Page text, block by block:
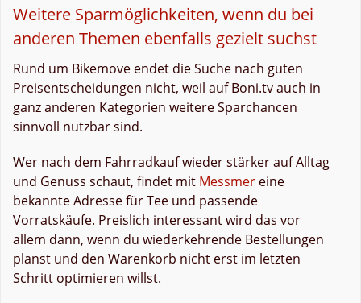
Weitere Sparmöglichkeiten, wenn du bei
anderen Themen ebenfalls gezielt suchst
Rund um Bikemove endet die Suche nach guten
Preisentscheidungen nicht, weil auf Boni.tv auch in
ganz anderen Kategorien weitere Sparchancen
sinnvoll nutzbar sind.
Wer nach dem Fahrradkauf wieder stärker auf Alltag
und Genuss schaut, findet mit Messmer eine
bekannte Adresse für Tee und passende
Vorratskäufe. Preislich interessant wird das vor
allem dann, wenn du wiederkehrende Bestellungen
planst und den Warenkorb nicht erst im letzten
Schritt optimieren willst.